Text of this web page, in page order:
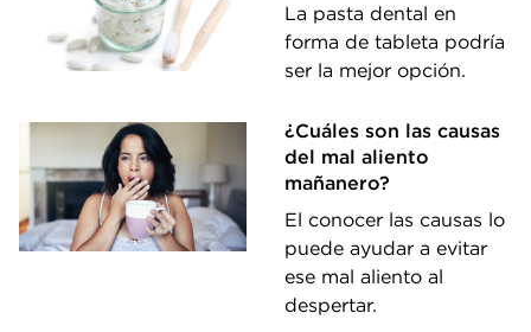
La pasta dental en
forma de tableta podría
ser la mejor opción.
¿Cuáles son las causas
del mal aliento
mañanero?
El conocer las causas lo
puede ayudar a evitar
ese mal aliento al
despertar.